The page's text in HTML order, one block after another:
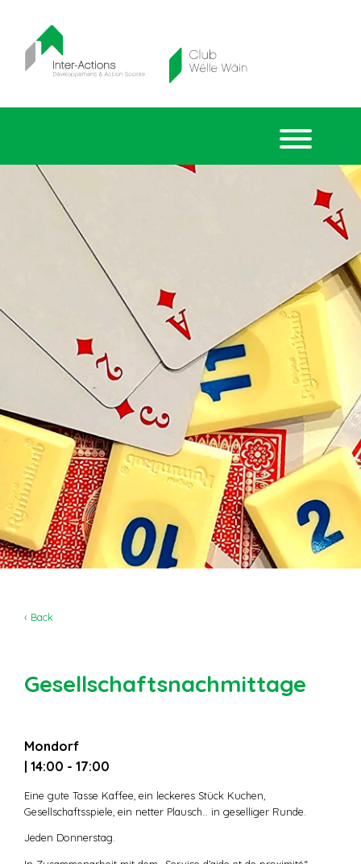
‹ Back
Gesellschaftsnachmittage
Mondorf
| 14:00 - 17:00
Eine gute Tasse Kaffee, ein leckeres Stück Kuchen,
Gesellschaftsspiele, ein netter Plausch… in geselliger Runde.
Jeden Donnerstag.